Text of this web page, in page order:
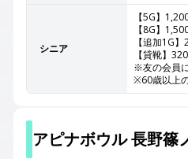
シニア
【5G】
【8G】
【追加1G
【貸靴】
※友の会員
※60歳以上
アピナボウル 長野篠